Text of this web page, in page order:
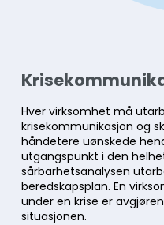
Hver virksomhet må
krisekommunikasjon og
håndetere uønskede
utgangspunkt i den
sårbarhetsanalysen
beredskapsplan. En
under en krise er
situasjonen.